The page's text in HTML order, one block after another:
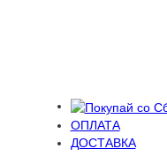
ОПЛАТА
ДОСТАВКА